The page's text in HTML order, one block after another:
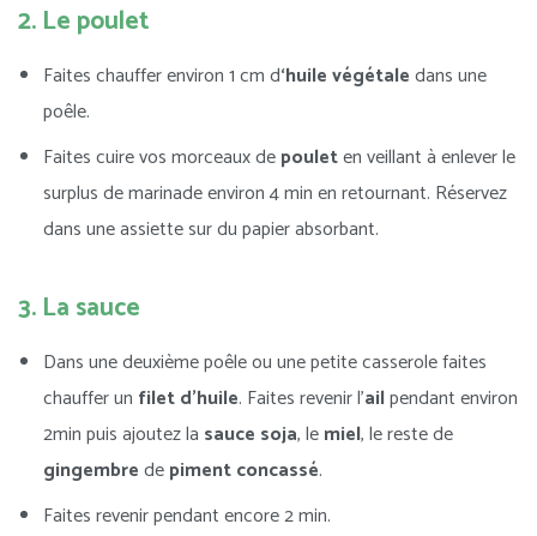
2. Le poulet
Faites chauffer environ 1 cm d‘huile végétaledans une
poêle.
Faites cuire vos morceaux depouleten veillant à enlever le
surplus de marinade environ 4 min en retournant. Réservez
dans une assiette sur du papier absorbant.
3. La sauce
Dans une deuxième poêle ou une petite casserole faites
chauffer un filet d’huile. Faites revenir l’ailpendant environ
2min puis ajoutez la sauce soja, lemiel, le reste de
gingembredepiment concassé.
Faites revenir pendant encore 2 min.